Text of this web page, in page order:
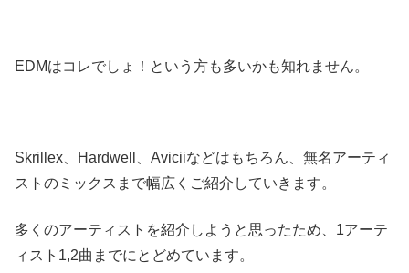
EDMはコレでしょ！という方も多いかも知れません。
Skrillex、Hardwell、Aviciiなどはもちろん、無名アーティ
ストのミックスまで幅広くご紹介していきます。
多くのアーティストを紹介しようと思ったため、1アーテ
ィスト1,2曲までにとどめています。